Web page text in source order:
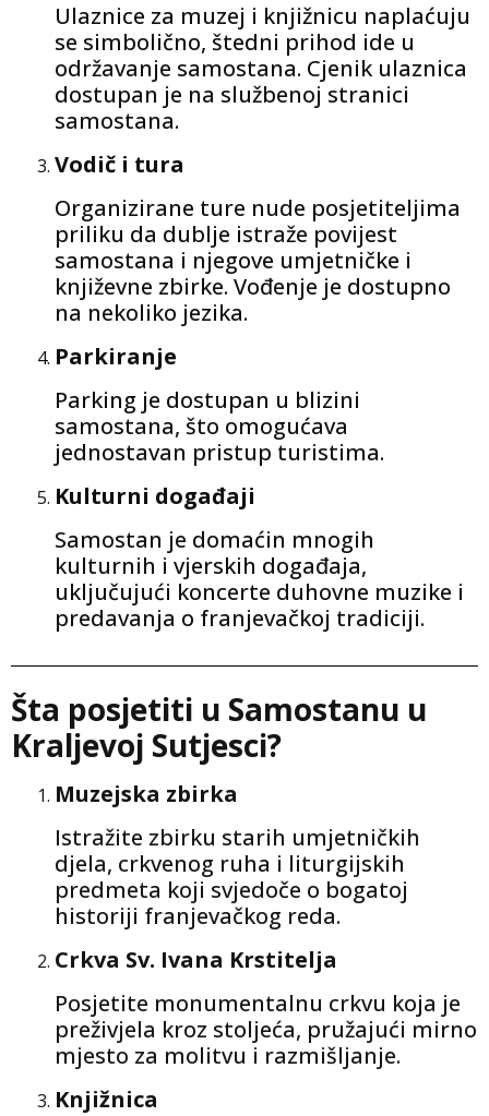
Ulaznice za muzej i knjižnicu naplaćuju
se simbolično, štedni prihod ide u
održavanje samostana. Cjenik ulaznica
dostupan je na službenoj stranici
samostana.
Vodič i tura
Organizirane ture nude posjetiteljima
priliku da dublje istraže povijest
samostana i njegove umjetničke i
književne zbirke. Vođenje je dostupno
na nekoliko jezika.
Parkiranje
Parking je dostupan u blizini
samostana, što omogućava
jednostavan pristup turistima.
Kulturni događaji
Samostan je domaćin mnogih
kulturnih i vjerskih događaja,
uključujući koncerte duhovne muzike i
predavanja o franjevačkoj tradiciji.
Šta posjetiti u Samostanu u
Kraljevoj Sutjesci?
Muzejska zbirka
Istražite zbirku starih umjetničkih
djela, crkvenog ruha i liturgijskih
predmeta koji svjedoče o bogatoj
historiji franjevačkog reda.
Crkva Sv. Ivana Krstitelja
Posjetite monumentalnu crkvu koja je
preživjela kroz stoljeća, pružajući mirno
mjesto za molitvu i razmišljanje.
Knjižnica